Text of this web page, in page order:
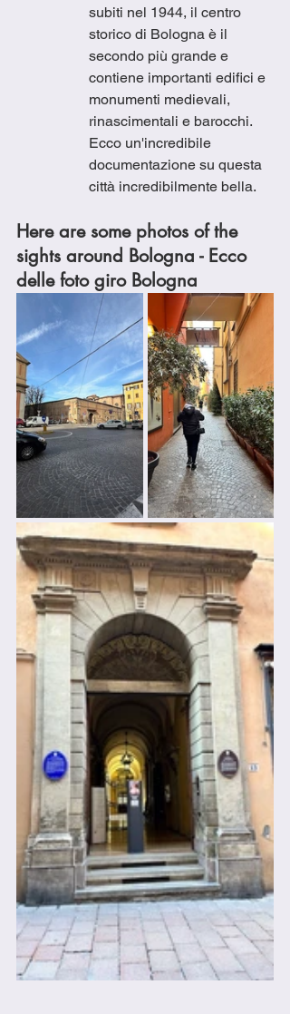
subiti nel 1944, il centro
storico di Bologna è il
secondo più grande e
contiene importanti edifici e
monumenti medievali,
rinascimentali e barocchi.
Ecco un'incredibile
documentazione su questa
città incredibilmente bella.
Here are some photos of the
sights around Bologna - Ecco
delle foto giro Bologna